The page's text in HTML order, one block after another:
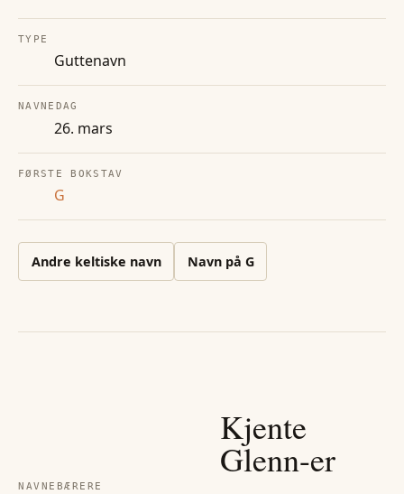
TYPE
Guttenavn
NAVNEDAG
26. mars
FØRSTE BOKSTAV
G
Andre keltiske navn Navn på G
NAVNEBÆRERE
Kjente
Glenn-er